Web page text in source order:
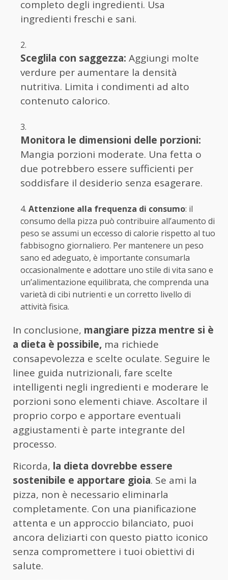
completo degli ingredienti. Usa
ingredienti freschi e sani.
Sceglila con saggezza: Aggiungi molte
verdure per aumentare la densità
nutritiva. Limita i condimenti ad alto
contenuto calorico.
Monitora le dimensioni delle porzioni:
Mangia porzioni moderate. Una fetta o
due potrebbero essere sufficienti per
soddisfare il desiderio senza esagerare.
Attenzione alla frequenza di consumo: il
consumo della pizza può contribuire all’aumento di
peso se assumi un eccesso di calorie rispetto al tuo
fabbisogno giornaliero. Per mantenere un peso
sano ed adeguato, è importante consumarla
occasionalmente e adottare uno stile di vita sano e
un’alimentazione equilibrata, che comprenda una
varietà di cibi nutrienti e un corretto livello di
attività fisica.
In conclusione, mangiare pizza mentre si è
a dieta è possibile, ma richiede
consapevolezza e scelte oculate. Seguire le
linee guida nutrizionali, fare scelte
intelligenti negli ingredienti e moderare le
porzioni sono elementi chiave. Ascoltare il
proprio corpo e apportare eventuali
aggiustamenti è parte integrante del
processo.
Ricorda, la dieta dovrebbe essere
sostenibile e apportare gioia. Se ami la
pizza, non è necessario eliminarla
completamente. Con una pianificazione
attenta e un approccio bilanciato, puoi
ancora deliziarti con questo piatto iconico
senza compromettere i tuoi obiettivi di
salute.